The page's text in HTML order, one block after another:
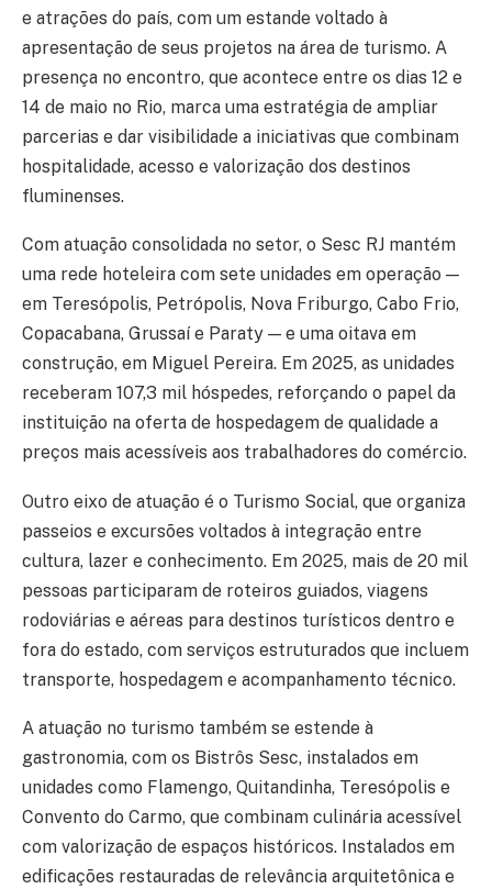
e atrações do país, com um estande voltado à
apresentação de seus projetos na área de turismo. A
presença no encontro, que acontece entre os dias 12 e
14 de maio no Rio, marca uma estratégia de ampliar
parcerias e dar visibilidade a iniciativas que combinam
hospitalidade, acesso e valorização dos destinos
fluminenses.
Com atuação consolidada no setor, o Sesc RJ mantém
uma rede hoteleira com sete unidades em operação —
em Teresópolis, Petrópolis, Nova Friburgo, Cabo Frio,
Copacabana, Grussaí e Paraty — e uma oitava em
construção, em Miguel Pereira. Em 2025, as unidades
receberam 107,3 mil hóspedes, reforçando o papel da
instituição na oferta de hospedagem de qualidade a
preços mais acessíveis aos trabalhadores do comércio.
Outro eixo de atuação é o Turismo Social, que organiza
passeios e excursões voltados à integração entre
cultura, lazer e conhecimento. Em 2025, mais de 20 mil
pessoas participaram de roteiros guiados, viagens
rodoviárias e aéreas para destinos turísticos dentro e
fora do estado, com serviços estruturados que incluem
transporte, hospedagem e acompanhamento técnico.
A atuação no turismo também se estende à
gastronomia, com os Bistrôs Sesc, instalados em
unidades como Flamengo, Quitandinha, Teresópolis e
Convento do Carmo, que combinam culinária acessível
com valorização de espaços históricos. Instalados em
edificações restauradas de relevância arquitetônica e